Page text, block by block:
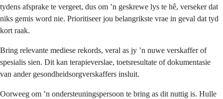
tydens afsprake te vergeet, dus om ’n geskrewe lys te hê, verseker dat
niks gemis word nie. Prioritiseer jou belangrikste vrae in geval dat tyd
kort raak.
Bring relevante mediese rekords, veral as jy ’n nuwe verskaffer of
spesialis sien. Dit kan terapieverslae, toetsresultate of dokumentasie
van ander gesondheidsorgverskaffers insluit.
Oorweeg om ’n ondersteuningspersoon te bring as dit nuttig is. Hulle